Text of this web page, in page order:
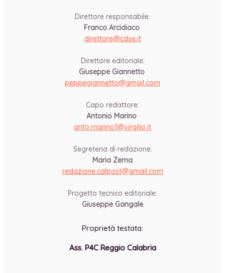
Direttore responsabile:
Franco Arcidiaco
direttore@cdse.it
Direttore editoriale:
Giuseppe Giannetto
peppegiannetto@gmail.com
Capo redattore:
Antonio Marino
anto.marino1@virgilio.it
Segreteria di redazione:
Maria Zema
redazione.calpost@gmail.com
Progetto tecnico editoriale:
Giuseppe Gangale
Proprietà testata:
Ass. P4C Reggio Calabria